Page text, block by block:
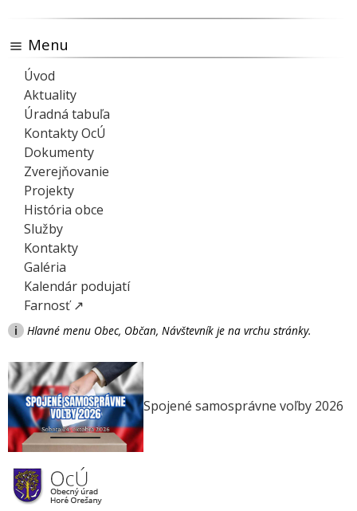
Menu
Úvod
Aktuality
Úradná tabuľa
Kontakty OcÚ
Dokumenty
Zverejňovanie
Projekty
História obce
Služby
Kontakty
Galéria
Kalendár podujatí
Farnosť ↗
i Hlavné menu Obec, Občan, Návštevník je na vrchu stránky.
Spojené samosprávne voľby 2026